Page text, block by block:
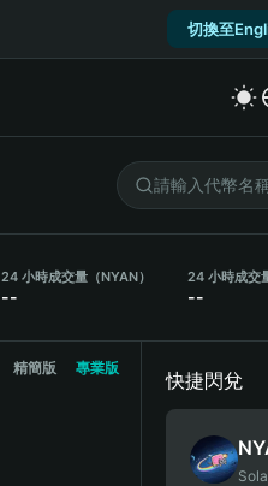
切換至
24 小時成交量（NYAN）
--
24 小時成交
--
精簡版 專業版
快捷閃兌